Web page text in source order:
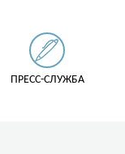
ПРЕСС-СЛУЖБА